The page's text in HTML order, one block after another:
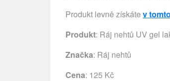
Produkt levně získáte v
Produkt: Ráj nehtů UV gel
Značka: Ráj nehtů
Cena: 125 Kč